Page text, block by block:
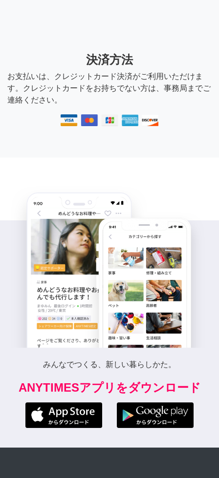
決済方法
お支払いは、クレジットカード決済がご利用いただけま
す。クレジットカードをお持ちでない方は、事務局までご
連絡ください。
みんなでつくる、新しい暮らしかた。
ANYTIMESアプリをダウンロード